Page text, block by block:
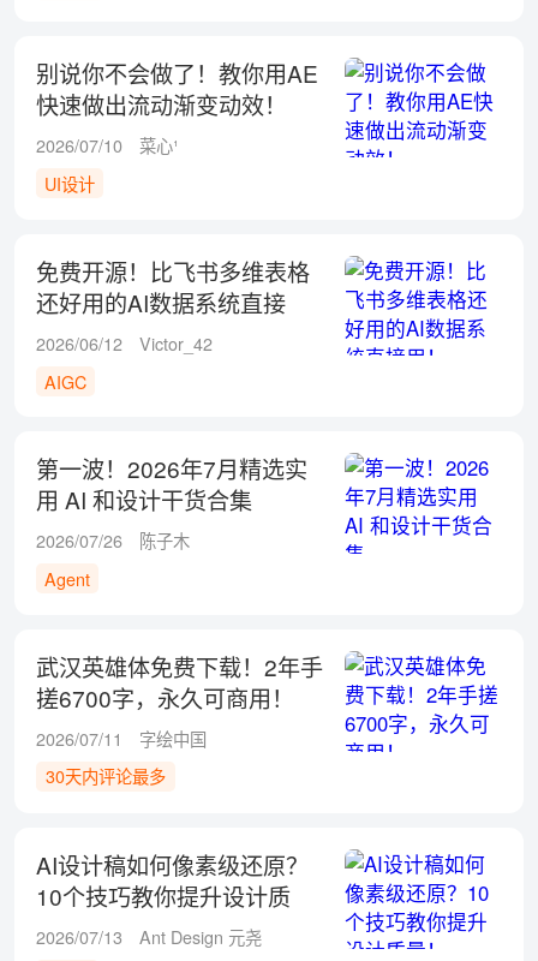
别说你不会做了！教你用AE
快速做出流动渐变动效！
2026/07/10
菜心¹
UI设计
免费开源！比飞书多维表格
还好用的AI数据系统直接
用！
2026/06/12
Victor_42
AIGC
第一波！2026年7月精选实
用 AI 和设计干货合集
2026/07/26
陈子木
Agent
武汉英雄体免费下载！2年手
搓6700字，永久可商用！
2026/07/11
字绘中国
30天内评论最多
AI设计稿如何像素级还原？
10个技巧教你提升设计质
量！
2026/07/13
Ant Design 元尧